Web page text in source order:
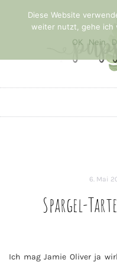
6. Mai
Spargel-
Ich mag Jamie Oliver ja
Diese Website
weiter nutzt, gehe ich
OK
Nein